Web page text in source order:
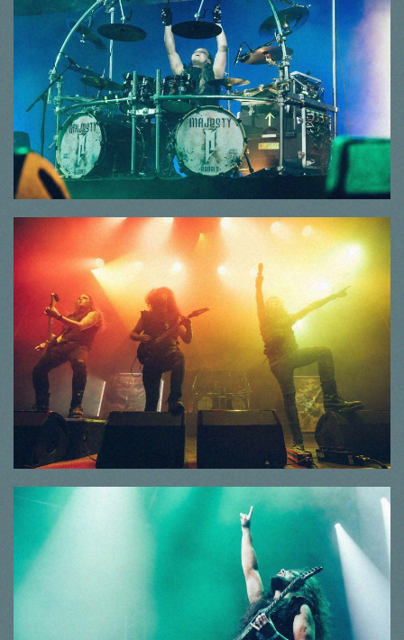
© Thorsten Dirr
© Thorsten Dirr
© Thorsten Dirr